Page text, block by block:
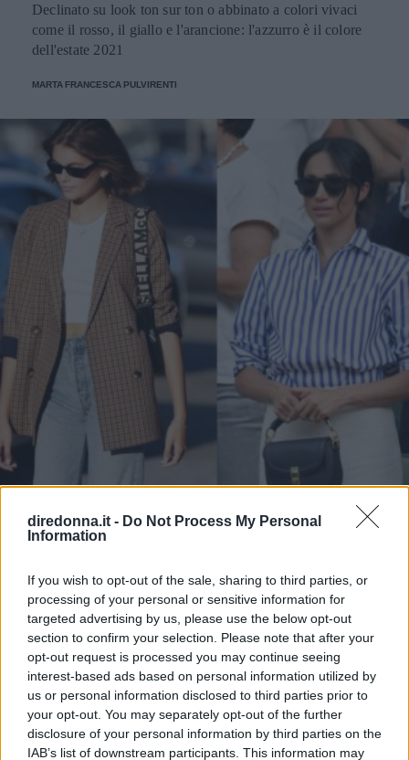
diredonna.it - Do Not Process My Personal
Information
If you wish to opt-out of the sale, sharing to third parties, or
processing of your personal or sensitive information for
targeted advertising by us, please use the below opt-out
section to confirm your selection. Please note that after your
opt-out request is processed you may continue seeing
interest-based ads based on personal information utilized by
us or personal information disclosed to third parties prior to
your opt-out. You may separately opt-out of the further
disclosure of your personal information by third parties on the
IAB’s list of downstream participants. This information may
Declinato su look ton sur ton o abbinato a colori vivaci
come il rosso, il giallo e l'arancione: l'azzurro è il colore
dell'estate 2021
MARTA FRANCESCA PULVIRENTI
MODA
Regole (e capi) per costruire un
outfit casual chic
Pratico, comodo e sofisticato lo stile casual chic si
costruisce seguendo poche regole e con capi basic perfetti
da combinare tra loro
MARTA FRANCESCA PULVIRENTI